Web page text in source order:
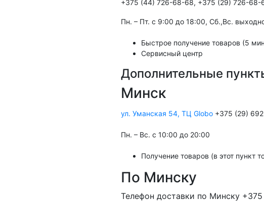
+375 (44) 726-68-68, +375 (29) 726-68-
Пн. – Пт. с 9:00 до 18:00, Cб.,Вс.
Быстрое получение товаров (5
Сервисный центр
Дополнительные
Минск
ул. Уманская 54, ТЦ Globo +375 (29)
Пн. – Вс. с 10:00 до 20:00
Получение товаров (в этот пункт
По Минску
Телефон доставки по Минску